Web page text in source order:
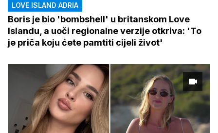
LOVE ISLAND ADRIA
Boris je bio 'bombshell' u britanskom Love
Islandu, a uoči regionalne verzije otkriva: 'To
je priča koju ćete pamtiti cijeli život'